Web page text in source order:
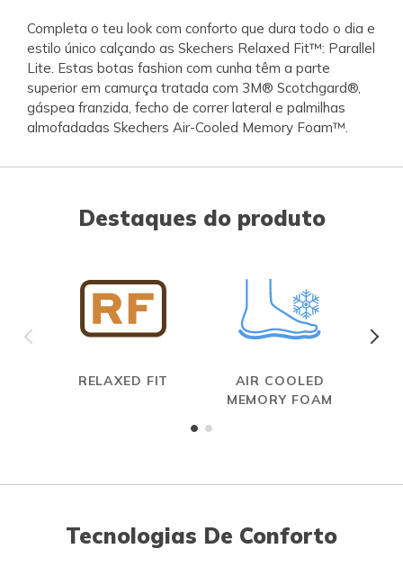
Completa o teu look com conforto que dura todo o dia e
estilo único calçando as Skechers Relaxed Fit™: Parallel
Lite. Estas botas fashion com cunha têm a parte
superior em camurça tratada com 3M® Scotchgard®,
gáspea franzida, fecho de correr lateral e palmilhas
almofadadas Skechers Air-Cooled Memory Foam™.
Destaques do produto
RELAXED FIT
AIR COOLED
MEMORY FOAM
Tecnologias De Conforto